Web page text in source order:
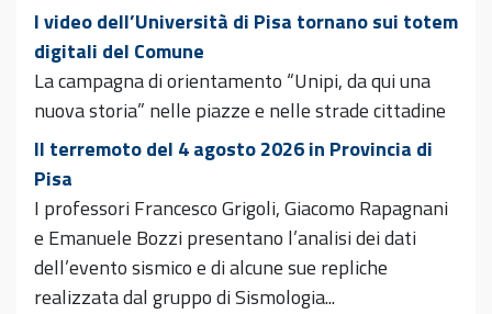
I video dell’Università di Pisa tornano sui totem
digitali del Comune
La campagna di orientamento “Unipi, da qui una
nuova storia” nelle piazze e nelle strade cittadine
Il terremoto del 4 agosto 2026 in Provincia di
Pisa
I professori Francesco Grigoli, Giacomo Rapagnani
e Emanuele Bozzi presentano l’analisi dei dati
dell’evento sismico e di alcune sue repliche
realizzata dal gruppo di Sismologia...